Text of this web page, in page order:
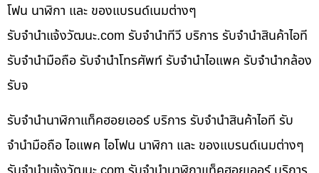
โฟน นาฬิกา และ ของแบรนด์เนมต่างๆ
รับจํานําแจ้งวัฒนะ.com รับจำนำทีวี บริการ รับจำนำสินค้าไอที
รับจำนำมือถือ รับจำนำโทรศัพท์ รับจำนำไอแพค รับจำนำกล้อง
รับจ
รับจำนำนาฬิกาแท็คฮอยเออร์ บริการ รับจำนำสินค้าไอที รับ
จำนำมือถือ ไอแพค ไอโฟน นาฬิกา และ ของแบรนด์เนมต่างๆ